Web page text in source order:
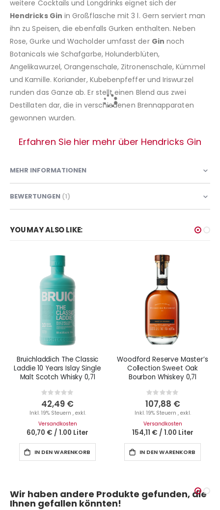
weitere Cocktails und Longdrinks eignet sich der
Hendricks Gin in Großflasche mit 3 l. Gern serviert man
ihn zu Speisen, die ebenfalls Gurken enthalten. Neben
Rose, Gurke und Wacholder umfasst der Gin noch
Botanicals wie Schafgarbe, Holunderblüten,
Angelikawurzel, Orangenschale, Zitronenschale, Kümmel
und Kamille. Koriander, Kubebenpfeffer und Iriswurzel
runden das Ganze ab. Er stellt einen Blend aus zwei
Destillaten dar, die in verschiedenen Brennapparaten
gewonnen wurden.
Erfahren Sie hier mehr über Hendricks Gin
MEHR INFORMATIONEN
BEWERTUNGEN 1
YOU MAY ALSO LIKE:
Bruichladdich The Classic
Laddie 10 Years Islay Single
Malt Scotch Whisky 0,7l
Rating:
0%
42,49 €
Inkl. 19% Steuern , exkl.
Versandkosten
60,70 € / 1.00 Liter
IN DEN WARENKORB
Woodford Reserve Master’s
Collection Sweet Oak
Bourbon Whiskey 0,7l
Rating:
0%
107,88 €
Inkl. 19% Steuern , exkl.
Versandkosten
154,11 € / 1.00 Liter
IN DEN WARENKORB
Wir haben andere Produkte gefunden, die
Ihnen gefallen könnten!